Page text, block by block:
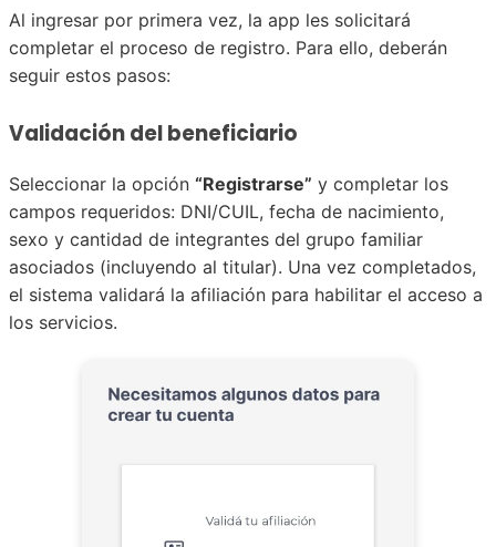
Al ingresar por primera vez, la app les solicitará
completar el proceso de registro. Para ello, deberán
seguir estos pasos:
Validación del beneficiario
Seleccionar la opción “Registrarse” y completar los
campos requeridos: DNI/CUIL, fecha de nacimiento,
sexo y cantidad de integrantes del grupo familiar
asociados (incluyendo al titular). Una vez completados,
el sistema validará la afiliación para habilitar el acceso a
los servicios.